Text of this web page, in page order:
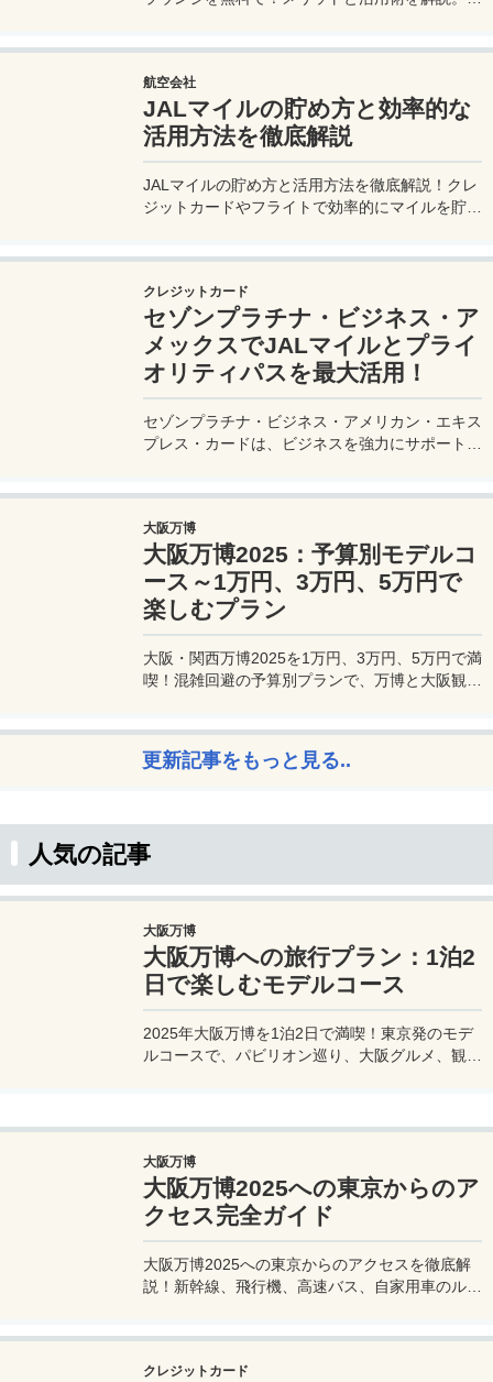
航空会社
JALマイルの貯め方と効率的な
活用方法を徹底解説
JALマイルの貯め方と活用方法を徹底解説！クレ
ジットカードやフライトで効率的にマイルを貯
クレジットカード
セゾンプラチナ・ビジネス・ア
メックスでJALマイルとプライ
オリティパスを最大活用！
セゾンプラチナ・ビジネス・アメリカン・エキス
プレス・カードは、ビジネスを強力にサポートす
最適です。初年度の年会費無料も魅力。ステータ
スと実用性を兼ね備えたビジネスカードで、あな
たのビジネスをワンランクアップさせませんか？
大阪万博
大阪万博2025：予算別モデルコ
ース～1万円、3万円、5万円で
楽しむプラン
大阪・関西万博2025を1万円、3万円、5万円で満
喫！混雑回避の予算別プランで、万博と大阪観光
更新記事をもっと見る..
人気の記事
大阪万博
大阪万博への旅行プラン：1泊2
日で楽しむモデルコース
2025年大阪万博を1泊2日で満喫！東京発のモデ
ルコースで、パビリオン巡り、大阪グルメ、観光
大阪万博
大阪万博2025への東京からのア
クセス完全ガイド
大阪万博2025への東京からのアクセスを徹底解
説！新幹線、飛行機、高速バス、自家用車のルー
クレジットカード